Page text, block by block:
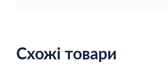
Схожі товари